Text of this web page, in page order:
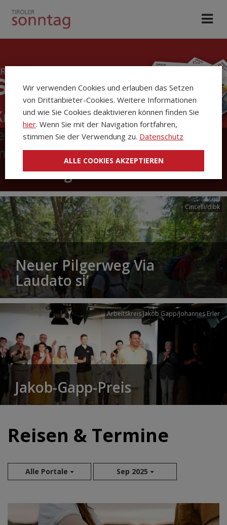
Die Kirchenzeitung Tiroler
Sonntag
Cincelli/dibk
Neuer Pilgerweg Via
Laudato si’
Arbeitskreis Jakob Gapp/Johannes Erler
Jakob-Gapp-Preis
Reisen & Termine
Alle Portale Sep 2025
Aug 2026
Sep 2026
Wir verwenden Cookies und erlauben das Setzen
von Drittanbieter-Cookies. Weitere Informationen
und wie Sie Cookies deaktivieren können finden Sie
hier. Wenn Sie mit der Navigation fortfahren,
stimmen Sie der Verwendung zu. Datenschutz
ALLE COOKIES AKZEPTIEREN